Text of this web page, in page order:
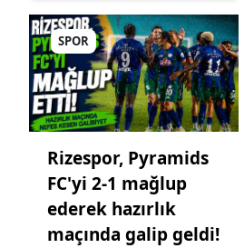
Raporunu
Paylaştı:
Çalışmalar İlçe
Genelinde
Aralıksız
Sürüyor
SPOR
Rizespor, Pyramids
FC'yi 2-1 mağlup
ederek hazırlık
maçında galip geldi!